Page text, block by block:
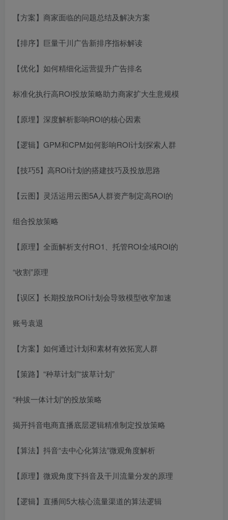
【方案】商家面临的问题总结及解决方案
【排序】巨量干川广告新排序指标解读
【优化】如何精细化运营提升广告排名
标准化执行高ROI投放策略助力商家扩大生意规模
【原埋】深度解析影响ROI的核心因素
【逻辑】GPM和CPM如何影响ROI计划探索人群
【技巧5】高ROI计划的搭建技巧及投放思路
【云图】灵活运用云图5A人群资产制定高ROI的
组合投放策略
【原理】全面解析支付RO1、托管ROI全域ROI的
“收割”原理
【误区】长期投放ROI计划会导致模型收窄加速
账号袁退
【方案】如何通过计划和素材有效拓宽人群
【策路】“种草计划”“拔草计划”
“种拔一体计划”的投放策略
揭开抖音电商直播底层逻辑精准制定投放策略
【算法】抖音“去中心化算法”微观角度解析
【原理】微观角度下抖音及干川流量分发的原理
【逻辑】直播间5大核心流量渠道的算法逻辑